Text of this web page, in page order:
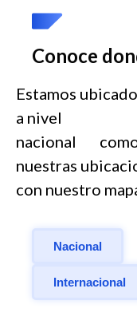
Conoce
Estamos
a nivel
nacional
nuestras
con nuestro
Nacional
Internacional